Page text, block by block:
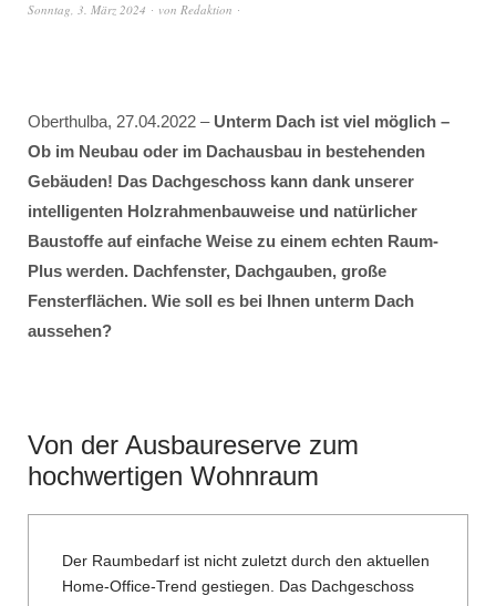
Sonntag, 3. März 2024 von Redaktion
Oberthulba, 27.04.2022 – Unterm Dach ist viel möglich –
Ob im Neubau oder im Dachausbau in bestehenden
Gebäuden! Das Dachgeschoss kann dank unserer
intelligenten Holzrahmenbauweise und natürlicher
Baustoffe auf einfache Weise zu einem echten Raum-
Plus werden. Dachfenster, Dachgauben, große
Fensterflächen. Wie soll es bei Ihnen unterm Dach
aussehen?
Von der Ausbaureserve zum
hochwertigen Wohnraum
Der Raumbedarf ist nicht zuletzt durch den aktuellen
Home-Office-Trend gestiegen. Das Dachgeschoss